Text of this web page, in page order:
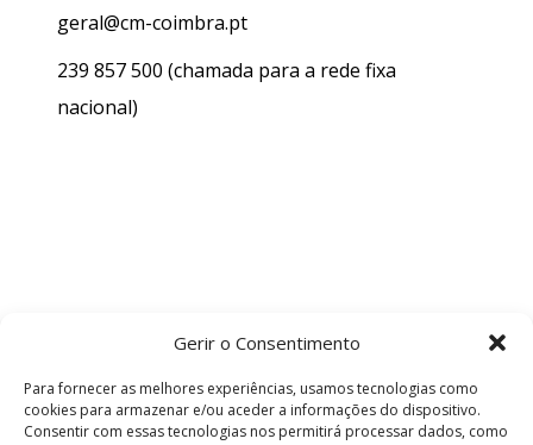
Gerir o Consentimento
Para fornecer as melhores experiências, usamos tecnologias como
cookies para armazenar e/ou aceder a informações do dispositivo.
Consentir com essas tecnologias nos permitirá processar dados, como
geral@cm-coimbra.pt
239 857 500 (chamada para a rede fixa
nacional)